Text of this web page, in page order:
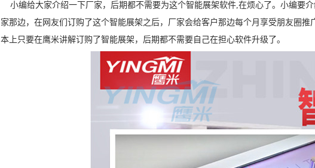
小编给大家介绍一下厂家，后期都不需要为这个智能展架软件,在烦心了。小编要
家那边，在网友们订购了这个智能展架之后，厂家会给客户那边每个月享受朋友圈
本上只要在鹰米讲解订购了智能展架，后期都不需要自己在担心软件升级了。